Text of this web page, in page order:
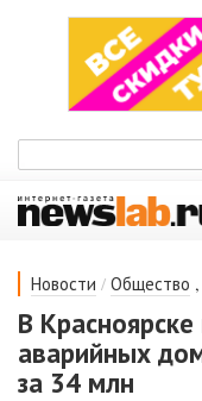
Новости / Общество ,
В
аварийных
за 34 млн